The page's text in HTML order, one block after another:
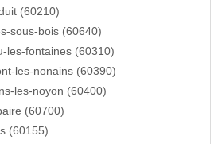
(60210)
sous-bois (60640)
les-fontaines (60310)
les-nonains (60390)
les-noyon (60400)
(60700)
(60155)